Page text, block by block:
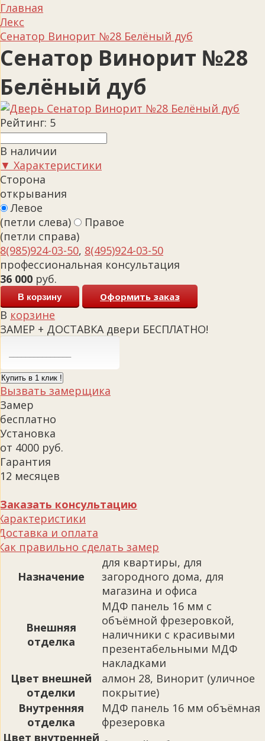
Главная
Лекс
Сенатор Винорит №28 Белёный дуб
Сенатор Винорит №28
Белёный дуб
Рейтинг: 5
В наличии
▼ Характеристики
Сторона
открывания
Левое
(петли слева)
Правое
(петли справа)
8(985)924-03-50, 8(495)924-03-50
профессиональная консультация
36 000 руб.
В корзину Оформить заказ
В корзине
ЗАМЕР + ДОСТАВКА двери БЕСПЛАТНО!
Купить в 1 клик !
Вызвать замерщика
Замер
бесплатно
Установка
от 4000 руб.
Гарантия
12 месяцев
Заказать консультацию
и оплата
правильно сделать замер
Назначение
для квартиры, для
загородного дома, для
магазина и офиса
Внешняя
отделка
МДФ панель 16 мм с
объёмной фрезеровкой,
наличники с красивыми
презентабельными МДФ
накладками
Цвет внешней
отделки
алмон 28, Винорит (уличное
покрытие)
Внутренняя
отделка
МДФ панель 16 мм объёмная
фрезеровка
Цвет внутренней